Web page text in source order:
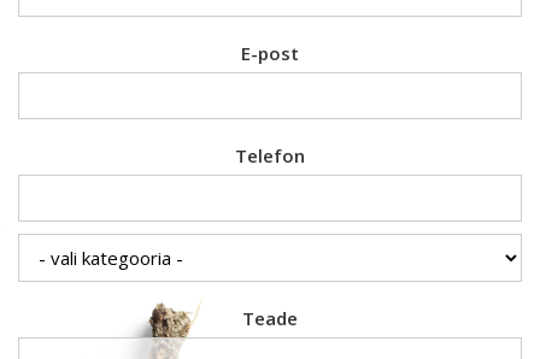
E-post
Telefon
Teade